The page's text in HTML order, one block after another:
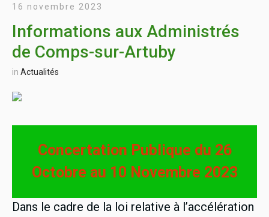
16 novembre 2023
Informations aux Administrés
de Comps-sur-Artuby
in Actualités
Concertation Publique du 26
Octobre au 10 Novembre 2023
Dans le cadre de la loi relative à l’accélération